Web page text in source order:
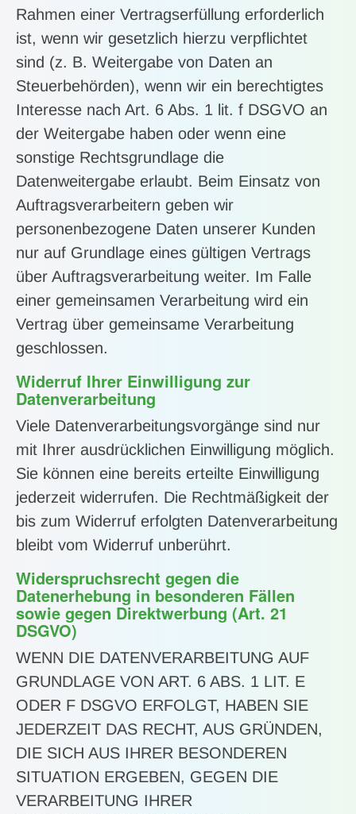
Rahmen einer Vertragserfüllung erforderlich
ist, wenn wir gesetzlich hierzu verpflichtet
sind (z. B. Weitergabe von Daten an
Steuerbehörden), wenn wir ein berechtigtes
Interesse nach Art. 6 Abs. 1 lit. f DSGVO an
der Weitergabe haben oder wenn eine
sonstige Rechtsgrundlage die
Datenweitergabe erlaubt. Beim Einsatz von
Auftragsverarbeitern geben wir
personenbezogene Daten unserer Kunden
nur auf Grundlage eines gültigen Vertrags
über Auftragsverarbeitung weiter. Im Falle
einer gemeinsamen Verarbeitung wird ein
Vertrag über gemeinsame Verarbeitung
geschlossen.
Widerruf Ihrer Einwilligung zur
Datenverarbeitung
Viele Datenverarbeitungsvorgänge sind nur
mit Ihrer ausdrücklichen Einwilligung möglich.
Sie können eine bereits erteilte Einwilligung
jederzeit widerrufen. Die Rechtmäßigkeit der
bis zum Widerruf erfolgten Datenverarbeitung
bleibt vom Widerruf unberührt.
Widerspruchsrecht gegen die
Datenerhebung in besonderen Fällen
sowie gegen Direktwerbung (Art. 21
DSGVO)
WENN DIE DATENVERARBEITUNG AUF
GRUNDLAGE VON ART. 6 ABS. 1 LIT. E
ODER F DSGVO ERFOLGT, HABEN SIE
JEDERZEIT DAS RECHT, AUS GRÜNDEN,
DIE SICH AUS IHRER BESONDEREN
SITUATION ERGEBEN, GEGEN DIE
VERARBEITUNG IHRER